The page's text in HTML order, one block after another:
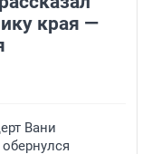
края —
Вани